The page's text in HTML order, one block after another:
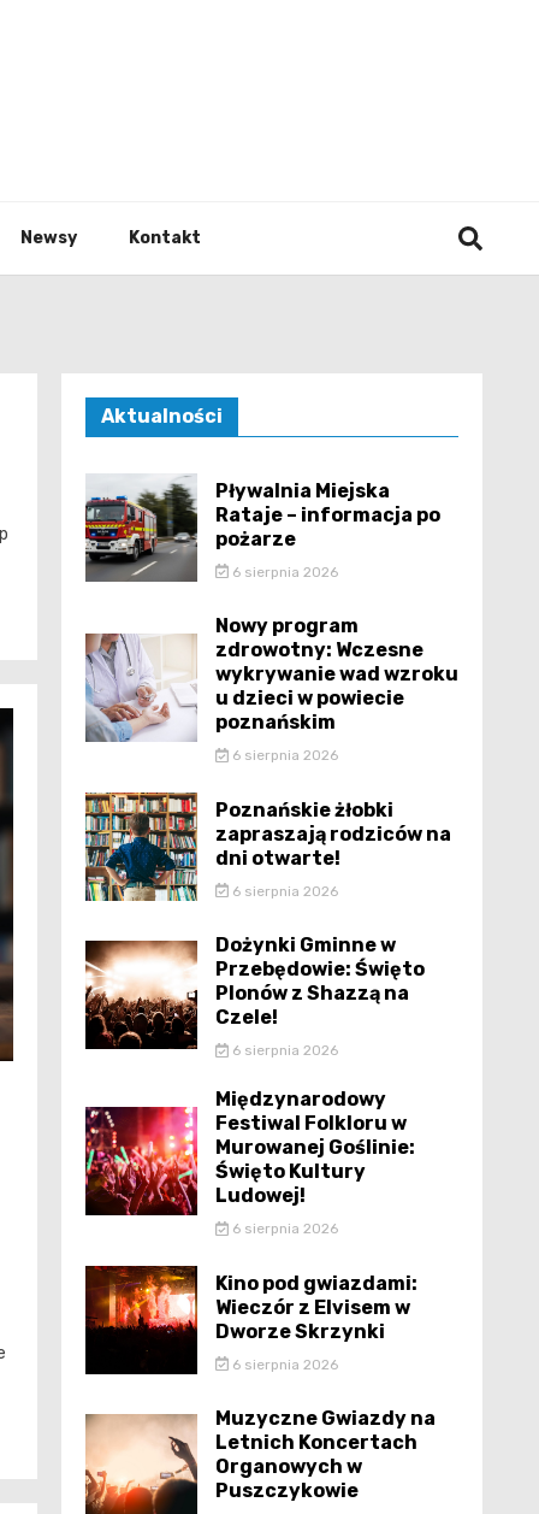
Newsy Kontakt
Aktualności
Pływalnia Miejska
Rataje – informacja po
pożarze
6 sierpnia 2026
Nowy program
zdrowotny: Wczesne
wykrywanie wad wzroku
u dzieci w powiecie
poznańskim
6 sierpnia 2026
Poznańskie żłobki
zapraszają rodziców na
dni otwarte!
6 sierpnia 2026
Dożynki Gminne w
Przebędowie: Święto
Plonów z Shazzą na
Czele!
6 sierpnia 2026
Międzynarodowy
Festiwal Folkloru w
Murowanej Goślinie:
Święto Kultury
Ludowej!
6 sierpnia 2026
Kino pod gwiazdami:
Wieczór z Elvisem w
Dworze Skrzynki
6 sierpnia 2026
Muzyczne Gwiazdy na
Letnich Koncertach
Organowych w
Puszczykowie